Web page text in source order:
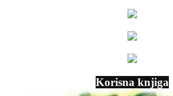
Korisna knjiga